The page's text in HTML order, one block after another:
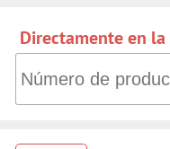
Directamente en